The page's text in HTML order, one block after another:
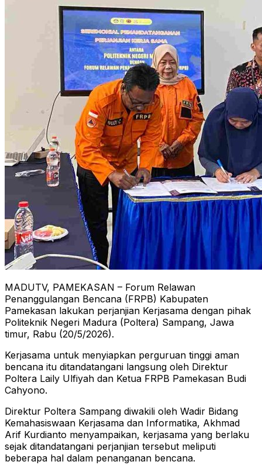
MADUTV, PAMEKASAN – Forum Relawan
Penanggulangan Bencana (FRPB) Kabupaten
Pamekasan lakukan perjanjian Kerjasama dengan pihak
Politeknik Negeri Madura (Poltera) Sampang, Jawa
timur, Rabu (20/5/2026).
Kerjasama untuk menyiapkan perguruan tinggi aman
bencana itu ditandatangani langsung oleh Direktur
Poltera Laily Ulfiyah dan Ketua FRPB Pamekasan Budi
Cahyono.
Direktur Poltera Sampang diwakili oleh Wadir Bidang
Kemahasiswaan Kerjasama dan Informatika, Akhmad
Arif Kurdianto menyampaikan, kerjasama yang berlaku
sejak ditandatangani perjanjian tersebut meliputi
beberapa hal dalam penanganan bencana.